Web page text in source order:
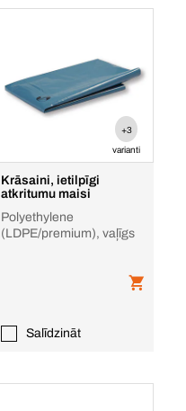
+3
varianti
Krāsaini, ietilpīgi
atkritumu maisi
Polyethylene
(LDPE/premium), vaļīgs
Salīdzināt